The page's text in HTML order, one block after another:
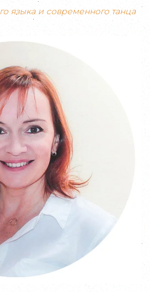
языка и современного танца